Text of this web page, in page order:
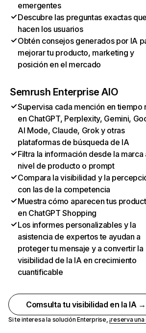
emergentes
Descubre las preguntas exactas
hacen los usuarios
Obtén consejos generados por IA
mejorar tu producto, marketing y
posición en el mercado
Semrush Enterprise AIO
Supervisa cada mención en tiempo
en ChatGPT, Perplexity, Gemini,
AI Mode, Claude, Grok y otras
plataformas de búsqueda de IA
Filtra la información desde la marca
nivel de producto o prompt
Compara la visibilidad y la
con las de la competencia
Muestra cómo aparecen tus
en ChatGPT Shopping
Los informes personalizables y la
asistencia de expertos te ayudan a
proteger tu mensaje y a convertir la
visibilidad de la IA en crecimiento
cuantificable
Comsulta tu visibilidad en la IA →
Si te interesa la solución Enterprise,¡reserva